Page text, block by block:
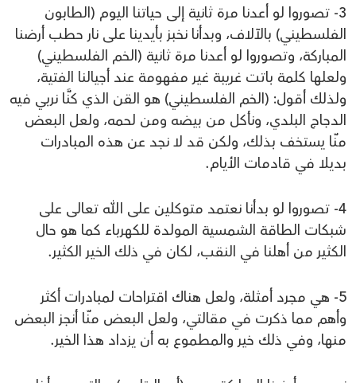
3- تصوروا لو أعدنا مرة ثانية إلى حياتنا اليوم (الطابون
الفلسطيني) بالآلاف، وبدأنا نخبز بأيدينا على نار حطب أرضنا
المباركة، وتصوروا لو أعدنا مرة ثانية (الخم الفلسطيني)
ولعلها كلمة باتت غريبة غير مفهومة عند أجيالنا الفتية،
ولذلك أقول: (الخم الفلسطيني) هو القن الذي كنَّا نربي فيه
الدجاج البلدي، ونأكل من بيضه ومن لحمه، ولعل البعض
منّا يستخف بذلك، ولكن قد لا نجد عن هذه المبادرات
بديلا في قادمات الأيام.
4- تصوروا لو بدأنا نعتمد متوكلين على الله تعالى على
شبكات الطاقة الشمسية المولدة للكهرباء كما هو حال
الكثير من أهلنا في النقب، لكان في ذلك الخير الكثير.
5- هي مجرد أمثلة، ولعل هناك اقتراحات لمبادرات أكثر
وأهم مما ذكرت في مقالتي، ولعل البعض منّا أنجز البعض
منها، وفي ذلك خير والمطموع به أن يزداد هذا الخير.